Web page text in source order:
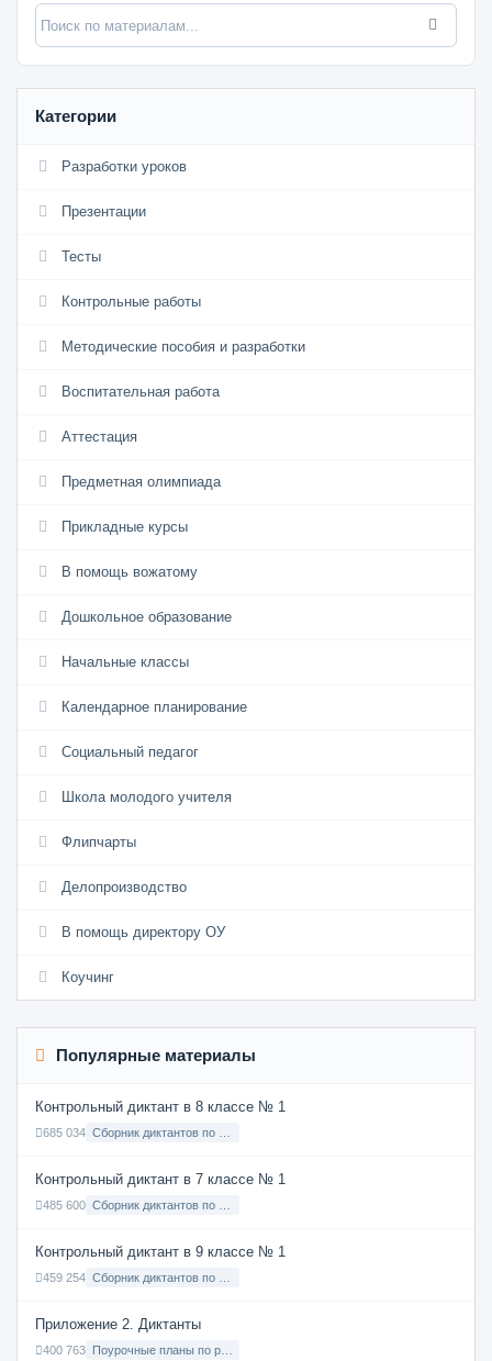
Категории
Разработки уроков
Презентации
Тесты
Контрольные работы
Методические пособия и разработки
Воспитательная работа
Аттестация
Предметная олимпиада
Прикладные курсы
В помощь вожатому
Дошкольное образование
Начальные классы
Календарное планирование
Социальный педагог
Школа молодого учителя
Флипчарты
Делопроизводство
В помощь директору ОУ
Коучинг
Популярные материалы
Контрольный диктант в 8 классе № 1
685 034
Контрольный диктант в 7 классе № 1
485 600
Контрольный диктант в 9 классе № 1
459 254
Приложение 2. Диктанты
400 763